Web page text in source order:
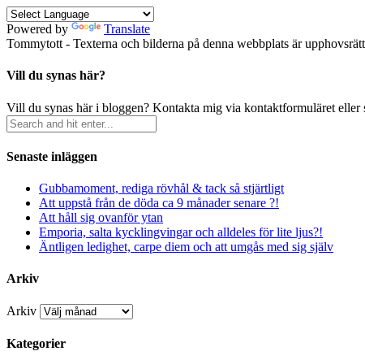
Powered by
Translate
Tommytott - Texterna och bilderna på denna webbplats är
Vill du synas här?
Vill du synas här i bloggen? Kontakta mig via kontaktformuläret
Senaste inläggen
Gubbamoment, rediga rövhål & tack så stjärtligt
Att uppstå från de döda ca 9 månader senare ?!
Att håll sig ovanför ytan
Emporia, salta kycklingvingar och alldeles för lite ljus?!
Äntligen ledighet, carpe diem och att umgås med sig själv
Arkiv
Arkiv
Kategorier